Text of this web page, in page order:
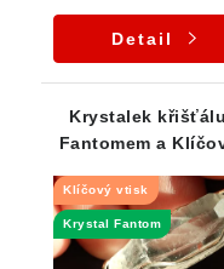
Detail
Krystalek
Fantomem a
Klíčový vtisk
Krystal Fantom